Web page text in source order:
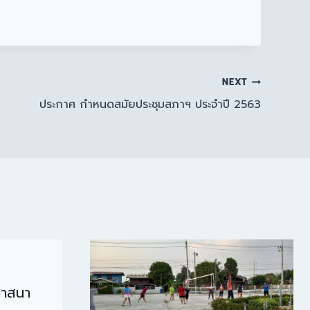
NEXT
ประกาศ กำหนดสมัยประชุมสภาฯ ประจำปี 2563
สนา